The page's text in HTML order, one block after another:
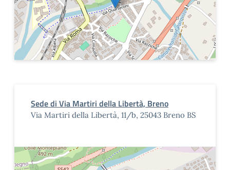
Sede di Via Martiri della Libertà, Breno
Via Martiri della Libertà, 11/b, 25043 Breno BS